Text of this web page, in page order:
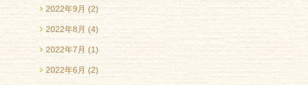
2022年9月 (2)
2022年8月 (4)
2022年7月 (1)
2022年6月 (2)